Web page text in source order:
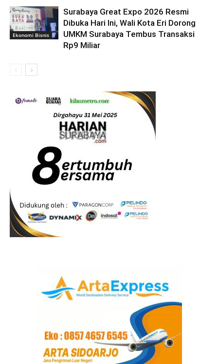
Ekonomi Bisnis
Surabaya Great Expo 2026 Resmi
Dibuka Hari Ini, Wali Kota Eri Dorong
UMKM Surabaya Tembus Transaksi
Rp9 Miliar